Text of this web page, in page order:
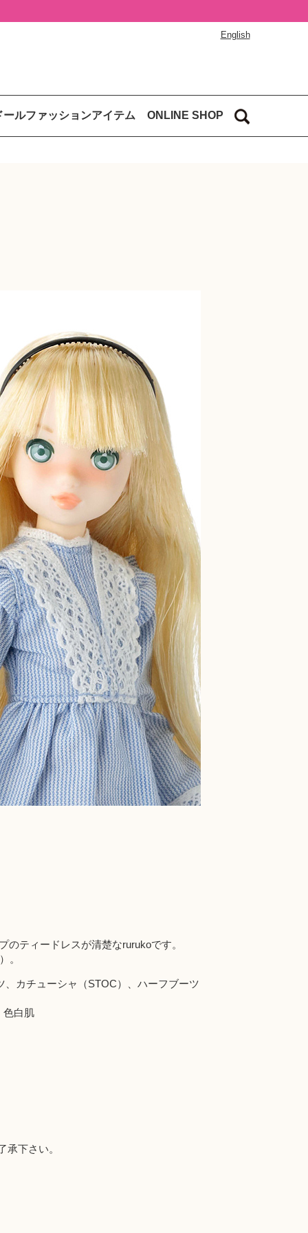
English
ールファッションアイテム ONLINE SHOP
ティードレスが清楚なrurukoです。
。
カチューシャ（STOC）、ハーフブーツ
色白肌
下さい。